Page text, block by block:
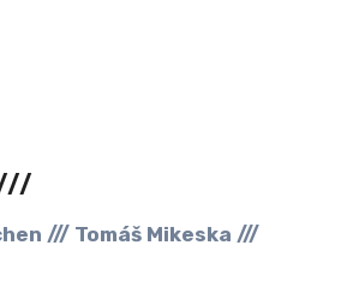
/// Tomáš Mikeska ///